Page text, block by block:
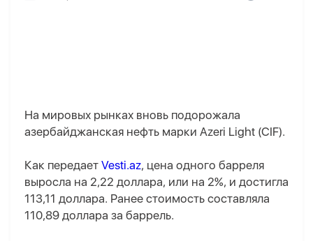
На мировых рынках вновь подорожала
азербайджанская нефть марки Azeri Light (CIF).
Как передает Vesti.az, цена одного барреля
выросла на 2,22 доллара, или на 2%, и достигла
113,11 доллара. Ранее стоимость составляла
110,89 доллара за баррель.